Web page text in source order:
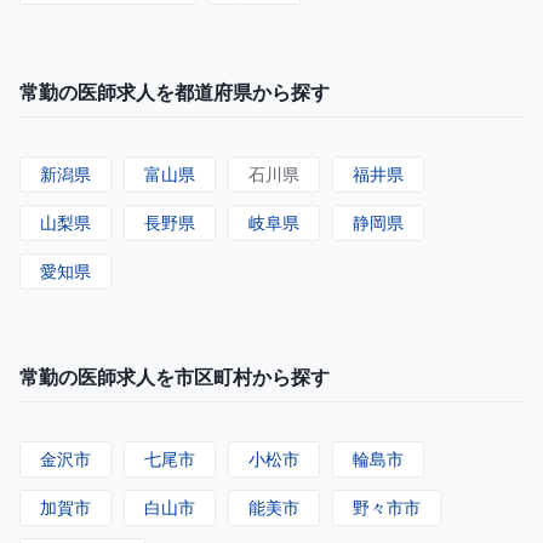
常勤の医師求人を都道府県から探す
新潟県 富山県 石川県 福井県
山梨県 長野県 岐阜県 静岡県
愛知県
常勤の医師求人を市区町村から探す
金沢市 七尾市 小松市 輪島市
加賀市 白山市 能美市 野々市市